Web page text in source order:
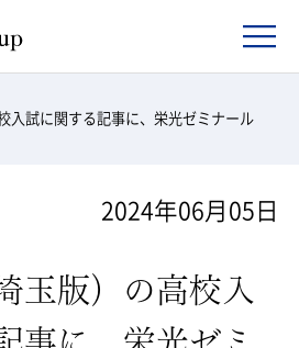
入試に関する記事に、栄光ゼミナール
2024年06月05日
玉版）の高校入
事に、栄光ゼミ